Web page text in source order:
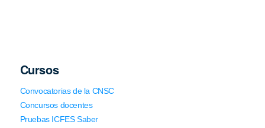
Cursos
Convocatorias de la CNSC
Concursos docentes
Pruebas ICFES Saber